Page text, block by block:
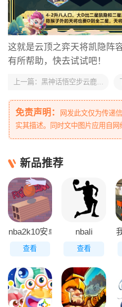
这就是云顶之弈天将凯隐阵
有所帮助，快去试试吧！
上一篇： 黑神话悟空步云鹿怎么打-黑神话悟空步云鹿打法攻略
免责声明：
网发此文仅为传递
实其描述。同时文中图片应用自网
新品推荐
nba2k10安卓中文版
查看
nbali
查看